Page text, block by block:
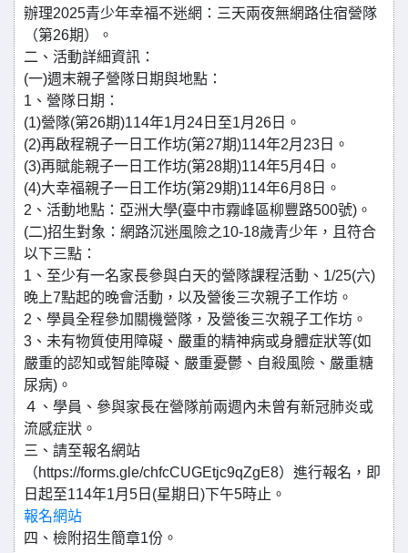
辦理2025青少年幸福不迷網：三天兩夜無網路住宿營隊
（第26期）。
二、活動詳細資訊：
(一)週末親子營隊日期與地點：
1、營隊日期：
(1)營隊(第26期)114年1月24日至1月26日。
(2)再啟程親子一日工作坊(第27期)114年2月23日。
(3)再賦能親子一日工作坊(第28期)114年5月4日。
(4)大幸福親子一日工作坊(第29期)114年6月8日。
2、活動地點：亞洲大學(臺中市霧峰區柳豐路500號)。
(二)招生對象：網路沉迷風險之10-18歲青少年，且符合
以下三點：
1、至少有一名家長參與白天的營隊課程活動、1/25(六)
晚上7點起的晚會活動，以及營後三次親子工作坊。
2、學員全程參加關機營隊，及營後三次親子工作坊。
3、未有物質使用障礙、嚴重的精神病或身體症狀等(如
嚴重的認知或智能障礙、嚴重憂鬱、自殺風險、嚴重糖
尿病)。
４、學員、參與家長在營隊前兩週內未曾有新冠肺炎或
流感症狀。
三、請至報名網站
（https://forms.gle/chfcCUGEtjc9qZgE8）進行報名，即
日起至114年1月5日(星期日)下午5時止。
報名網站
四、檢附招生簡章1份。